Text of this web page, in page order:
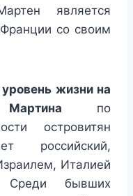
является
со своим
уровень жизни на
по
островитян
российский,
Италией
бывших